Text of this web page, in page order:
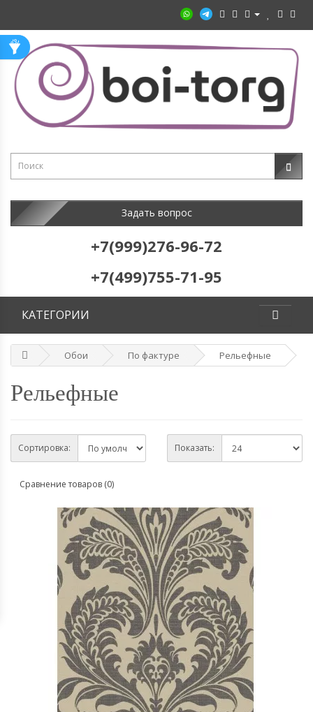
Задать вопрос
+7(999)276-96-72
+7(499)755-71-95
КАТЕГОРИИ
Обои По фактуре Рельефные
Рельефные
Сортировка: Показать:
Сравнение товаров (0)